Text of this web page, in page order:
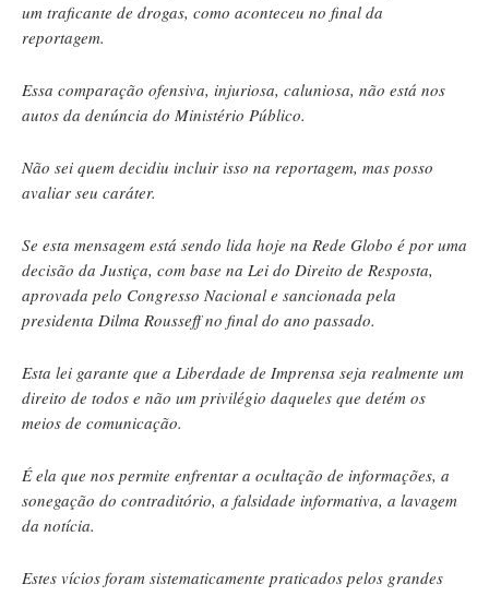
um traficante de drogas, como aconteceu no final da
reportagem.
Essa comparação ofensiva, injuriosa, caluniosa, não está nos
autos da denúncia do Ministério Público.
Não sei quem decidiu incluir isso na reportagem, mas posso
avaliar seu caráter.
Se esta mensagem está sendo lida hoje na Rede Globo é por uma
decisão da Justiça, com base na Lei do Direito de Resposta,
aprovada pelo Congresso Nacional e sancionada pela
presidenta Dilma Rousseff no final do ano passado.
Esta lei garante que a Liberdade de Imprensa seja realmente um
direito de todos e não um privilégio daqueles que detém os
meios de comunicação.
É ela que nos permite enfrentar a ocultação de informações, a
sonegação do contraditório, a falsidade informativa, a lavagem
da notícia.
Estes vícios foram sistematicamente praticados pelos grandes